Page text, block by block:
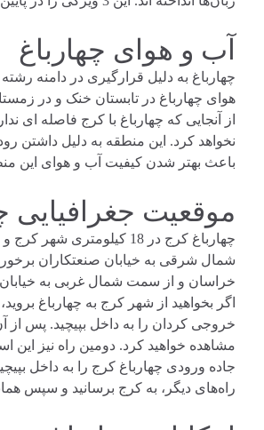
آب و هوای چهارباغ
چهارباغ به دلیل قرارگیری در دامنه
هوای چهارباغ در تابستان‌ خنک و در
از آنجایی که چهارباغ با کرج فاصله ای
نخواهد کرد. این منطقه به دلیل داشتن
باعث بهتر شدن کیفیت آب و هوای این
موقعیت جغرافیایی
شمال شرقی به خیابان صنعتکاران
خراسان و از سمت شمال غربی به
اگر بخواهید از شهر کرج به چهارباغ
خروجی کردان را به داخل بپیچید. پس از
مشاهده خواهید کرد. دومین راه نیز
جاده ورودی چهارباغ کرج را به داخل
راه‌های دیگر، به کرج برسانید و سپس